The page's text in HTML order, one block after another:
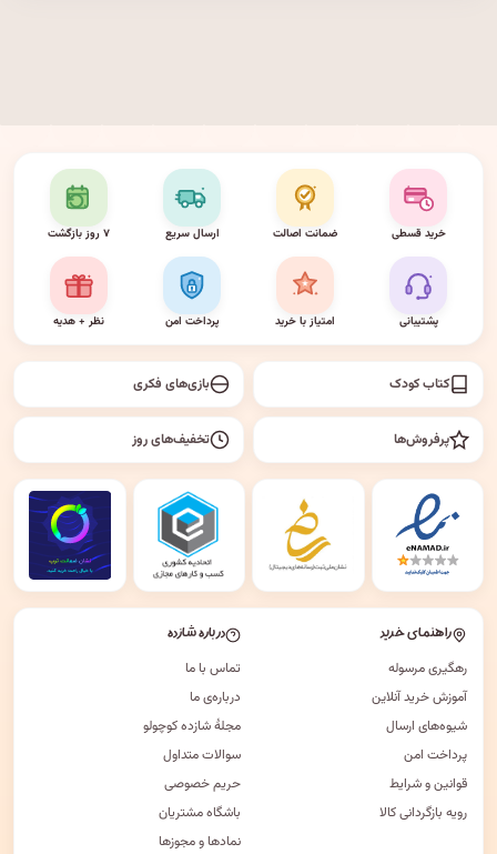
خرید قسطی ضمانت اصالت ارسال سریع ۷ روز بازگشت
پشتیبانی امتیاز با خرید پرداخت امن نظر + هدیه
کتاب کودک بازی‌های فکری
پرفروش‌ها تخفیف‌های روز
راهنمای خرید
رهگیری مرسوله
آموزش خرید آنلاین
شیوه‌های ارسال
پرداخت امن
قوانین و شرایط
رویه بازگردانی کالا
درباره شازده
تماس با ما
درباره‌ی ما
مجلهٔ شازده کوچولو
سوالات متداول
حریم خصوصی
باشگاه مشتریان
نمادها و مجوزها